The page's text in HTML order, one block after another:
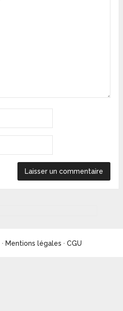
· Mentions légales ·CGU